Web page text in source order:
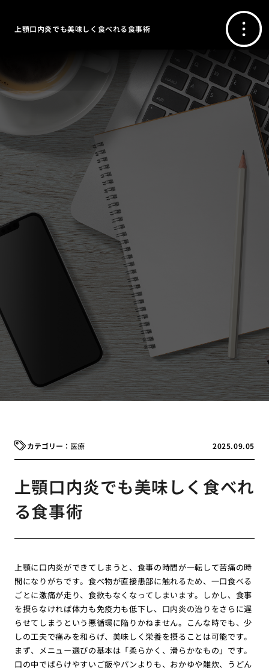
上顎口内炎でも美味しく食べれる食事術
2025.09.05
医療
上顎口内炎でも美味しく食べれ
る食事術
上顎に口内炎ができてしまうと、食事の時間が一転して苦痛の時
間になりがちです。食べ物が直接患部に触れるため、一口食べる
ごとに激痛が走り、食欲もなくなってしまいます。しかし、食事
を摂らなければ体力も免疫力も低下し、口内炎の治りをさらに遅
らせてしまうという悪循環に陥りかねません。こんな時でも、少
しの工夫で痛みを和らげ、美味しく栄養を摂ることは可能です。
まず、メニュー選びの基本は「柔らかく、滑らかなもの」です。
口の中でばらけやすいご飯やパンよりも、おかゆや雑炊、うどん